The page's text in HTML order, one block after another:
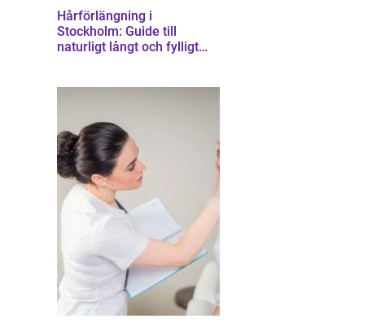
Hårförlängning i
Stockholm: Guide till
naturligt långt och fylligt